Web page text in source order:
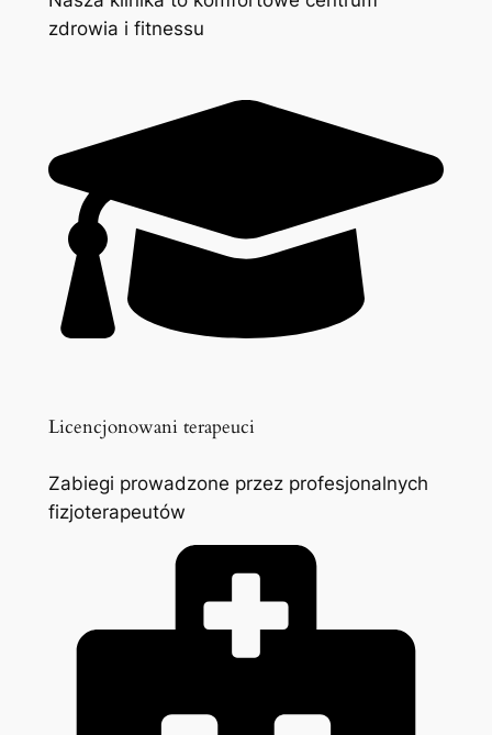
zdrowia i fitnessu
Licencjonowani terapeuci
Zabiegi prowadzone przez profesjonalnych
fizjoterapeutów